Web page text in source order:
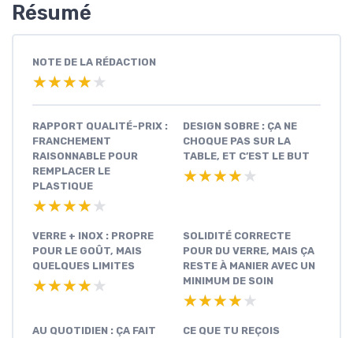
Résumé
NOTE DE LA RÉDACTION
★★★★★
★★★★★
RAPPORT QUALITÉ-PRIX :
FRANCHEMENT
RAISONNABLE POUR
REMPLACER LE
PLASTIQUE
★★★★★
★★★★★
DESIGN SOBRE : ÇA NE
CHOQUE PAS SUR LA
TABLE, ET C’EST LE BUT
★★★★★
★★★★★
VERRE + INOX : PROPRE
POUR LE GOÛT, MAIS
QUELQUES LIMITES
★★★★★
★★★★★
SOLIDITÉ CORRECTE
POUR DU VERRE, MAIS ÇA
RESTE À MANIER AVEC UN
MINIMUM DE SOIN
★★★★★
★★★★★
AU QUOTIDIEN : ÇA FAIT
CE QUE TU REÇOIS